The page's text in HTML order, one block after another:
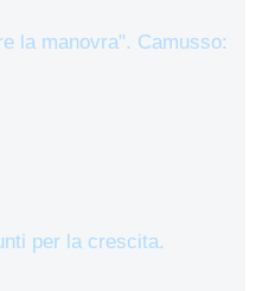
la manovra". Camusso:
per la crescita.